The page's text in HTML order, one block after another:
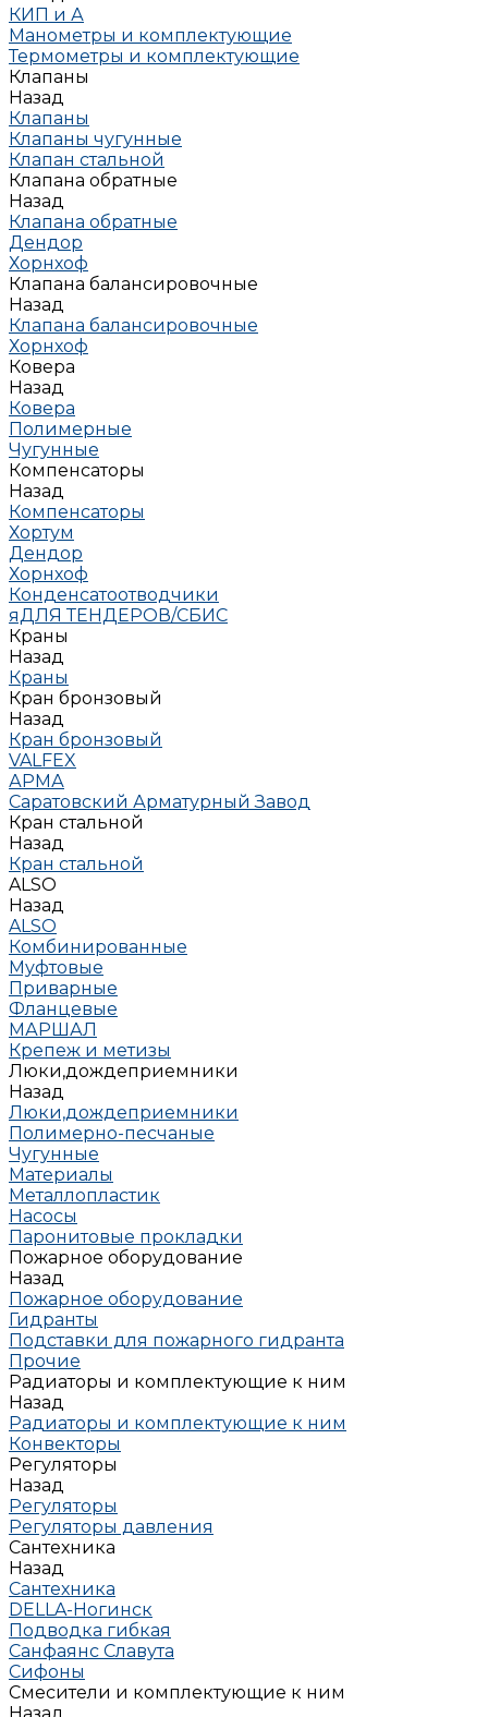
КИП и А
Манометры и комплектующие
Термометры и комплектующие
Клапаны
Назад
Клапаны
Клапаны чугунные
Клапан стальной
Клапана обратные
Назад
Клапана обратные
Дендор
Хорнхоф
Клапана балансировочные
Назад
Клапана балансировочные
Хорнхоф
Ковера
Назад
Ковера
Полимерные
Чугунные
Компенсаторы
Назад
Компенсаторы
Хортум
Дендор
Хорнхоф
Конденсатоотводчики
яДЛЯ ТЕНДЕРОВ/СБИС
Краны
Назад
Краны
Кран бронзовый
Назад
Кран бронзовый
VALFEX
АРМА
Саратовский Арматурный Завод
Кран стальной
Назад
Кран стальной
ALSO
Назад
ALSO
Комбинированные
Муфтовые
Приварные
Фланцевые
МАРШАЛ
Крепеж и метизы
Люки,дождеприемники
Назад
Люки,дождеприемники
Полимерно-песчаные
Чугунные
Материалы
Металлопластик
Насосы
Паронитовые прокладки
Пожарное оборудование
Назад
Пожарное оборудование
Гидранты
Подставки для пожарного гидранта
Прочие
Радиаторы и комплектующие к ним
Назад
Радиаторы и комплектующие к ним
Конвекторы
Регуляторы
Назад
Регуляторы
Регуляторы давления
Сантехника
Назад
Сантехника
DELLA-Ногинск
Подводка гибкая
Санфаянс Славута
Сифоны
Смесители и комплектующие к ним